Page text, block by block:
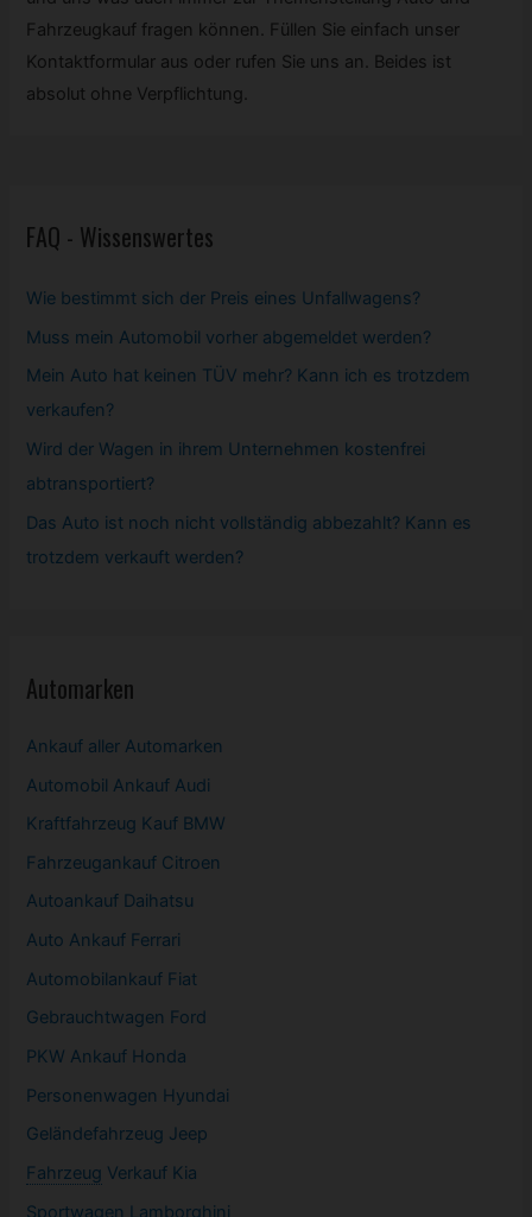
Fahrzeugkauf fragen können. Füllen Sie einfach unser
Kontaktformular aus oder rufen Sie uns an. Beides ist
absolut ohne Verpflichtung.
FAQ - Wissenswertes
Wie bestimmt sich der Preis eines Unfallwagens?
Muss mein Automobil vorher abgemeldet werden?
Mein Auto hat keinen TÜV mehr? Kann ich es trotzdem
verkaufen?
Wird der Wagen in ihrem Unternehmen kostenfrei
abtransportiert?
Das Auto ist noch nicht vollständig abbezahlt? Kann es
trotzdem verkauft werden?
Automarken
Ankauf aller Automarken
Automobil Ankauf Audi
Kraftfahrzeug Kauf BMW
Fahrzeugankauf Citroen
Autoankauf Daihatsu
Auto Ankauf Ferrari
Automobilankauf Fiat
Gebrauchtwagen Ford
PKW Ankauf Honda
Personenwagen Hyundai
Geländefahrzeug Jeep
Fahrzeug Verkauf Kia
Sportwagen Lamborghini